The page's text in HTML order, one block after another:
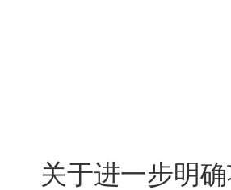
关于进一步明